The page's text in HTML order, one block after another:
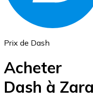
Prix de Dash
Acheter
Dash à